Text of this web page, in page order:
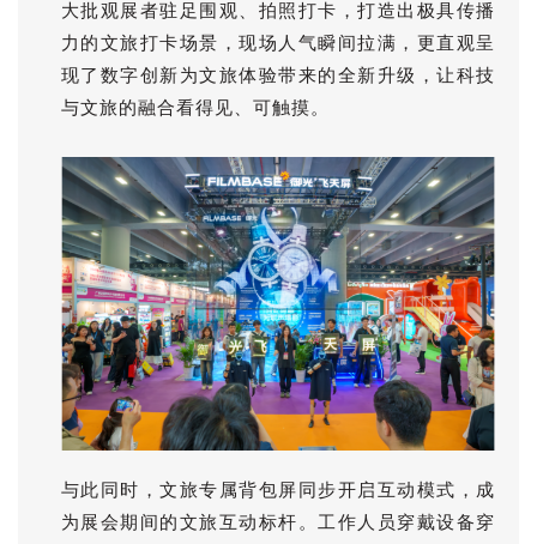
大批观展者驻足围观、拍照打卡，打造出极具传播
力的文旅打卡场景，现场人气瞬间拉满，更直观呈
现了数字创新为文旅体验带来的全新升级，让科技
与文旅的融合看得见、可触摸。
与此同时，文旅专属背包屏同步开启互动模式，成
为展会期间的文旅互动标杆。工作人员穿戴设备穿